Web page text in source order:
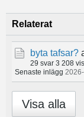
Relaterat
byta tafsar?
29 svar 3 208
Senaste inlägg
Visa alla